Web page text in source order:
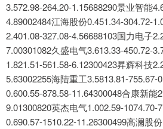
3.572.98-264.20-1.15688290景业智能
4.89002484江海股份0.451.34-304.72-
2.401.08-327.08-4.56688103国力电子
7.00301082久盛电气3.613.33-450.72-
1.821.51-561.58-6.12300423昇辉科技
5.63002255海陆重工3.5813.81-755.67-
0.600.55-878.58-11.64300048合康新能
9.01300820英杰电气1.002.59-1074.70-
0.690.57-1510.22-11.26300499高澜股